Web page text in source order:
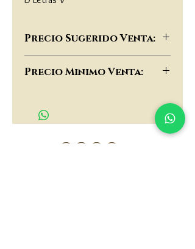
Precio Sugerido Venta:
Precio Minimo Venta: